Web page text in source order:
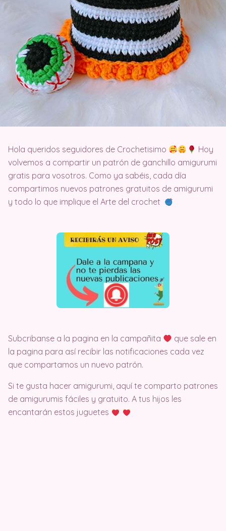
Hola queridos seguidores de Crochetisimo
Hoy
volvemos a compartir un patrón de ganchillo amigurumi
gratis para vosotros. Como ya sabéis, cada día
compartimos nuevos patrones gratuitos de amigurumi
y todo lo que implique el Arte del crochet
Subcribanse a la pagina en la campañita
que sale en
la pagina para así recibir las notificaciones cada vez
que compartamos un nuevo patrón.
Si te gusta hacer amigurumi, aquí te comparto patrones
de amigurumis fáciles y gratuito. A tus hijos les
encantarán estos juguetes